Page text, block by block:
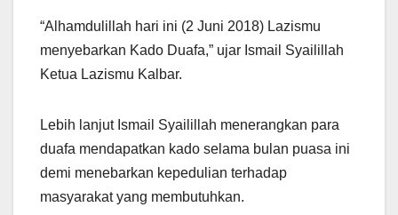
“Alhamdulillah hari ini (2 Juni 2018) Lazismu
menyebarkan Kado Duafa,” ujar Ismail Syailillah
Ketua Lazismu Kalbar.
Lebih lanjut Ismail Syailillah menerangkan para
duafa mendapatkan kado selama bulan puasa ini
demi menebarkan kepedulian terhadap
masyarakat yang membutuhkan.